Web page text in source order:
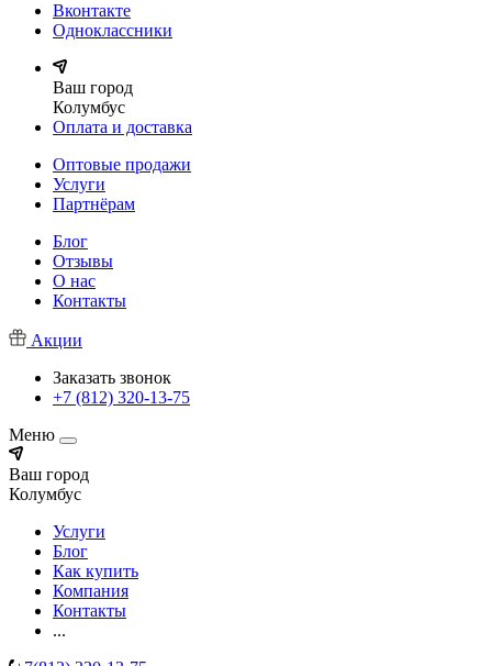
Вконтакте
Одноклассники
Ваш город
Колумбус
Оплата и доставка
Оптовые продажи
Услуги
Партнёрам
Блог
Отзывы
О нас
Контакты
Акции
Заказать звонок
+7 (812) 320-13-75
Меню
Ваш город
Колумбус
Услуги
Блог
Как купить
Компания
Контакты
...